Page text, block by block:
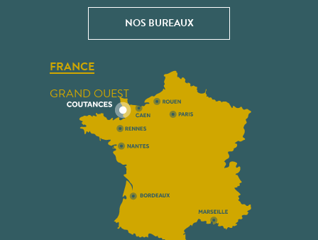
NOS BUREAUX
FRANCE
GRAND OUEST